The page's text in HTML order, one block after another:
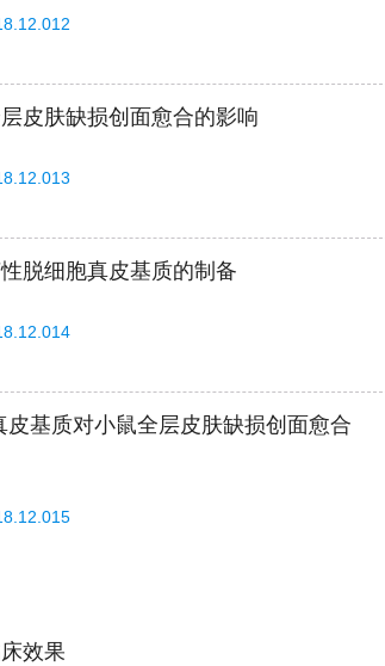
皮肤缺损创面愈合的影响
脱细胞真皮基质的制备
基质对小鼠全层皮肤缺损创面愈合
效果